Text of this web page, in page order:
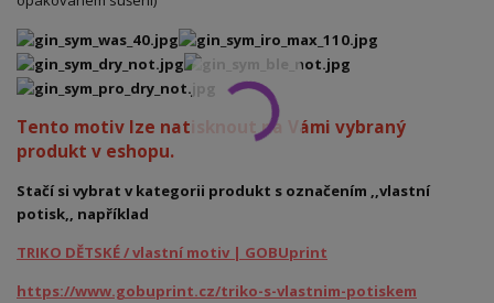
Tento motiv lze natisknout na Vámi vybraný
produkt v eshopu.
Stačí si vybrat v kategorii produkt s označením ,,vlastní
potisk,, například
TRIKO DĚTSKÉ / vlastní motiv | GOBUprint
https://www.gobuprint.cz/triko-s-vlastnim-potiskem